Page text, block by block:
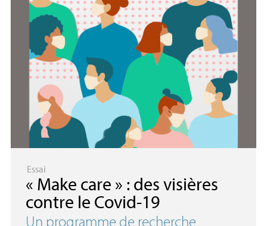
Essai
« Make care » : des visières
contre le Covid-19
Un programme de recherche